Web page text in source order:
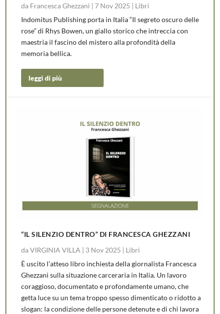
da Francesca Ghezzani |7 Nov 2025 | Libri
Indomitus Publishing porta in Italia “Il segreto oscuro delle
rose” di Rhys Bowen, un giallo storico che intreccia con
maestria il fascino del mistero alla profondità della
memoria bellica.
leggi di più
“IL SILENZIO DENTRO” DI FRANCESCA GHEZZANI
daVIRGINIA VILLA | 3 Nov 2025 | Libri
È uscito l’atteso libro inchiesta della giornalista Francesca
Ghezzani sulla situazione carceraria in Italia. Un lavoro
coraggioso, documentato e profondamente umano, che
getta luce su un tema troppo spesso dimenticato o ridotto a
slogan: la condizione delle persone detenute e di chi lavora